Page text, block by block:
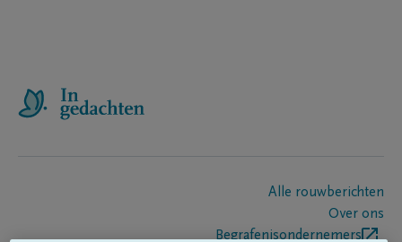
Alle rouwberichten
Over ons
Begrafenisondernemers